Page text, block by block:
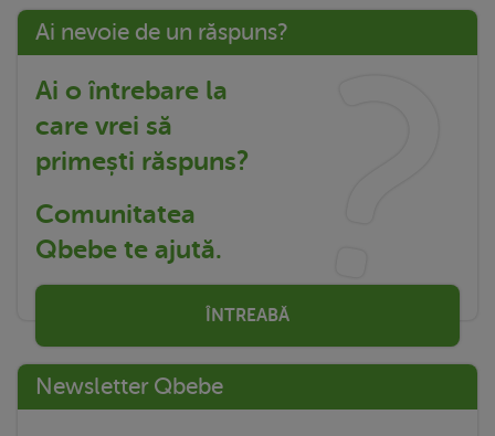
Ai nevoie de un răspuns?
Ai o întrebare la
care vrei să
primești răspuns?
Comunitatea
Qbebe te ajută.
ÎNTREABĂ
Newsletter Qbebe